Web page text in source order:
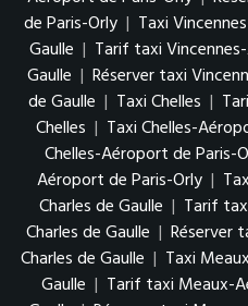
de Paris-Orly | Taxi
Gaulle | Tarif taxi
Gaulle | Réserver taxi
de Gaulle | Taxi Chelles |
Chelles | Taxi Chelles-
Chelles-Aéroport de Paris-
Aéroport de Paris-Orly |
Charles de Gaulle | Tarif
Charles de Gaulle | Réserver
Charles de Gaulle | Taxi
Gaulle | Tarif taxi Meaux-